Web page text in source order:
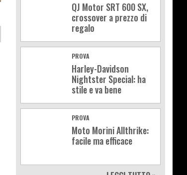
QJ Motor SRT 600 SX,
crossover a prezzo di
regalo
PROVA
Harley-Davidson
Nightster Special: ha
stile e va bene
PROVA
Moto Morini Allthrike:
facile ma efficace